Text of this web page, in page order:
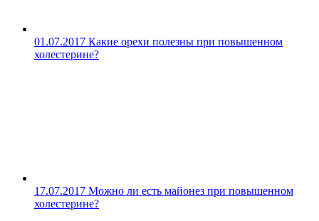
01.07.2017 Какие орехи полезны при повышенном
холестерине?
17.07.2017 Можно ли есть майонез при повышенном
холестерине?